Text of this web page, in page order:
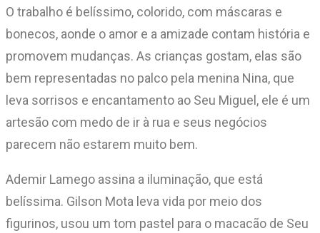
O trabalho é belíssimo, colorido, com máscaras e
bonecos, aonde o amor e a amizade contam história e
promovem mudanças. As crianças gostam, elas são
bem representadas no palco pela menina Nina, que
leva sorrisos e encantamento ao Seu Miguel, ele é um
artesão com medo de ir à rua e seus negócios
parecem não estarem muito bem.
Ademir Lamego assina a iluminação, que está
belíssima. Gilson Mota leva vida por meio dos
figurinos, usou um tom pastel para o macacão de Seu